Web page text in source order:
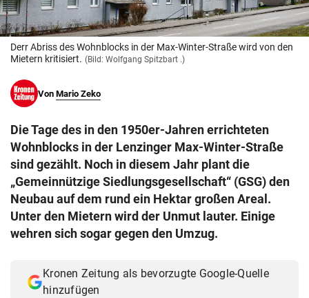
Muthgasse 2, 1190 Wien
Derr Abriss des Wohnblocks in der Max-Winter-Straße wird von den
Mietern kritisiert. (Bild: Wolfgang Spitzbart .)
Von Mario Zeko
Die Tage des in den 1950er-Jahren errichteten
Wohnblocks in der Lenzinger Max-Winter-Straße
sind gezählt. Noch in diesem Jahr plant die
„Gemeinnützige Siedlungsgesellschaft“ (GSG) den
Neubau auf dem rund ein Hektar großen Areal.
Unter den Mietern wird der Unmut lauter. Einige
wehren sich sogar gegen den Umzug.
Kronen Zeitung als bevorzugte Google-Quelle
hinzufügen